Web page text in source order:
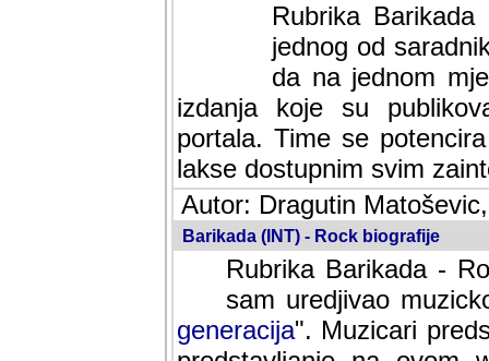
Rubrika
jednog od
da na jednom
izdanja koje su
portala. Time se
lakse dostupnim svim
Autor: Dragutin
Barikada (INT) - Rock biografije
Rubrika Barikada -
sam uredjivao
generacija". Muzicari